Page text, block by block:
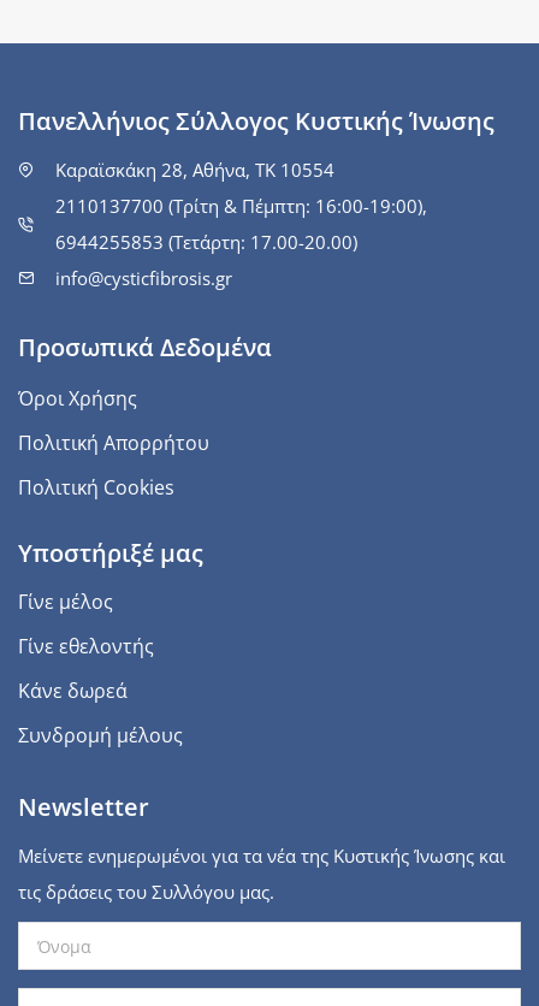
Πανελλήνιος Σύλλογος Κυστικής Ίνωσης
Καραϊσκάκη 28, Αθήνα, ΤΚ 10554
2110137700 (Τρίτη & Πέμπτη: 16:00-19:00),
6944255853 (Τετάρτη: 17.00-20.00)
info@cysticfibrosis.gr
Προσωπικά Δεδομένα
Όροι Χρήσης
Πολιτική Απορρήτου
Πολιτική Cookies
Υποστήριξέ μας
Γίνε μέλος
Γίνε εθελοντής
Κάνε δωρεά
Συνδρομή μέλους
Newsletter
Μείνετε ενημερωμένοι για τα νέα της Κυστικής Ίνωσης και
τις δράσεις του Συλλόγου μας.